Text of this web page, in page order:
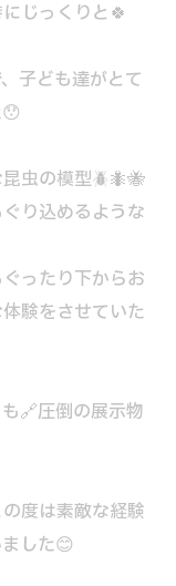
じっくりと🍀
子ども達がとて
虫の模型🪲🐜🐝
り込めるような
ったり下からお
験をさせていた
🔗圧倒の展示物
度は素敵な経験
した😊